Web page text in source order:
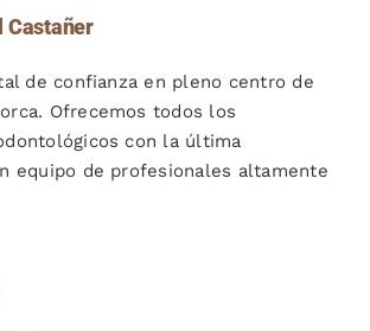
Castañer
de confianza en pleno centro de
Ofrecemos todos los
con la última
equipo de profesionales altamente